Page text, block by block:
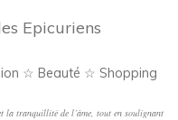
Epicuriens
☆ Beauté ☆ Shopping
la tranquillité de l’âme, tout en soulignant